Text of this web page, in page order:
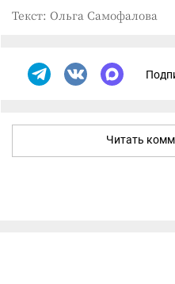
Текст: Ольга Самофалова
Читать